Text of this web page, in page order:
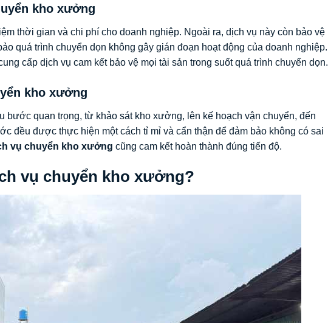
kho xưởng
thời gian và chi phí cho doanh nghiệp. Ngoài ra, dịch vụ này còn bảo vệ
quá trình chuyển dọn không gây gián đoạn hoạt động của doanh nghiệp.
cấp dịch vụ cam kết bảo vệ mọi tài sản trong suốt quá trình chuyển dọn.
kho xưởng
bước quan trọng, từ khảo sát kho xưởng, lên kế hoạch vận chuyển, đến
đều được thực hiện một cách tỉ mỉ và cẩn thận để đảm bảo không có sai
vụ chuyển kho xưởng cũng cam kết hoàn thành đúng tiến độ.
vụ chuyển kho xưởng?